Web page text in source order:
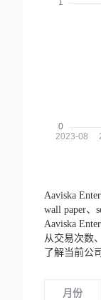
Aaviska
wall paper、
Aaviska
从交易次数
了解当前公
月份